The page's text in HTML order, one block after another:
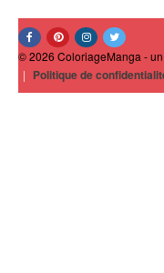
© 2026 ColoriageManga -
| Politique de